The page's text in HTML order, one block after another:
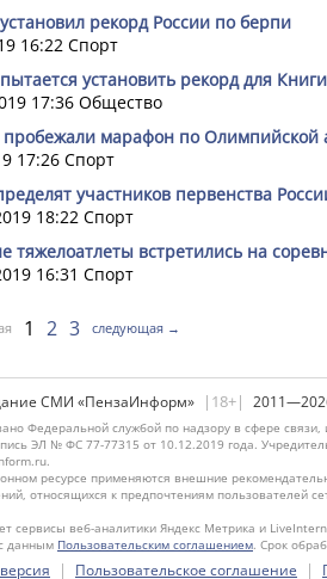
рекорд России по берпи
16:22 Спорт
установить рекорд для
17:36 Общество
марафон по Олимпийской
17:26 Спорт
участников первенства
18:22 Спорт
тяжелоатлеты встретились на
16:31 Спорт
1 2 3 следующая →
СМИ «ПензаИнформ» |18+|
Федеральной службой по надзору в сфере
ЭЛ № ФС 77-77315 от 10.12.2019 года.
ресурсе применяются внешние
относящихся к предпочтениям пользователей
сервисы веб-аналитики Яндекс Метрика и
данным Пользовательским соглашением. Срок
| Пользовательское соглашение |